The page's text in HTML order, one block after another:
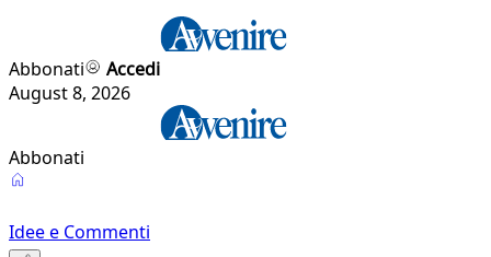
Abbonati
Accedi
August 8, 2026
Abbonati
Idee e Commenti